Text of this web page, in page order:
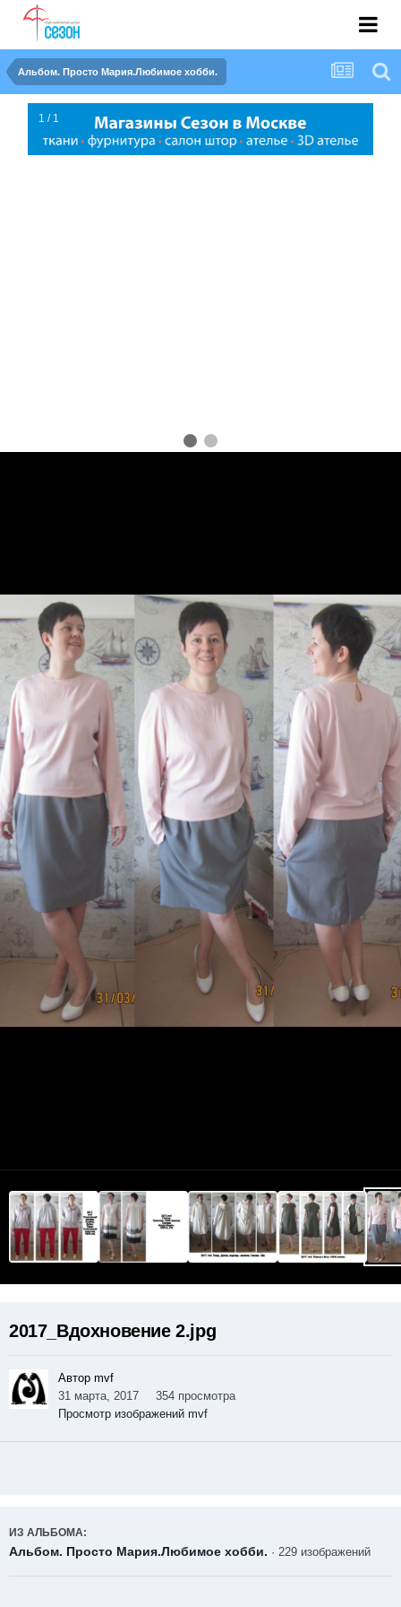
Альбом. Просто Мария.Любимое хобби.
1 / 1
2017_Вдохновение 2.jpg
Автор mvf
31 марта, 2017
354 просмотра
Просмотр изображений mvf
ИЗ АЛЬБОМА:
Альбом. Просто Мария.Любимое хобби. · 229 изображений